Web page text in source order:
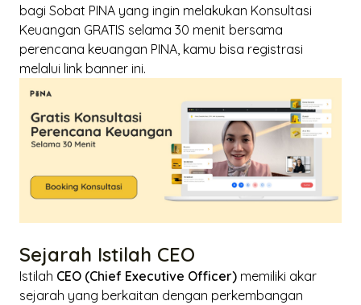
bagi Sobat PINA yang ingin melakukan Konsultasi
Keuangan GRATIS selama 30 menit bersama
perencana keuangan PINA, kamu bisa registrasi
melalui link banner ini.
Sejarah Istilah CEO
Istilah CEO (Chief Executive Officer) memiliki akar
sejarah yang berkaitan dengan perkembangan